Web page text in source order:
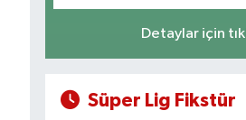
Detaylar için
Süper Lig Fikstür